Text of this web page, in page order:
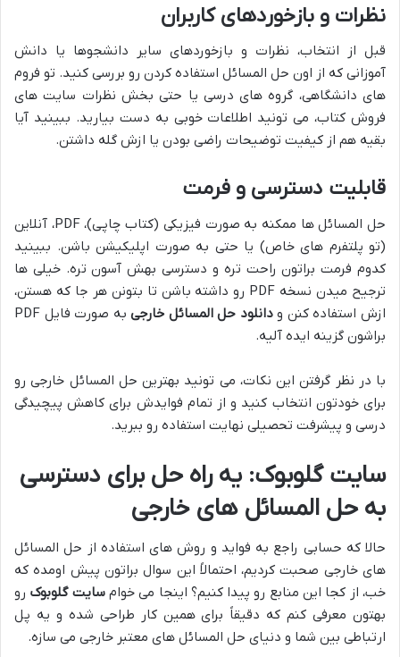
نظرات و بازخوردهای کاربران
قبل از انتخاب، نظرات و بازخوردهای سایر دانشجوها یا دانش
آموزانی که از اون حل المسائل استفاده کردن رو بررسی کنید. تو فروم
های دانشگاهی، گروه های درسی یا حتی بخش نظرات سایت های
فروش کتاب، می تونید اطلاعات خوبی به دست بیارید. ببینید آیا
بقیه هم از کیفیت توضیحات راضی بودن یا ازش گله داشتن.
قابلیت دسترسی و فرمت
حل المسائل ها ممکنه به صورت فیزیکی (کتاب چاپی)، PDF، آنلاین
(تو پلتفرم های خاص) یا حتی به صورت اپلیکیشن باشن. ببینید
کدوم فرمت براتون راحت تره و دسترسی بهش آسون تره. خیلی ها
ترجیح میدن نسخه PDF رو داشته باشن تا بتونن هر جا که هستن،
ازش استفاده کنن ودانلود حل المسائل خارجی
به صورت فایل PDF
براشون گزینه ایده آلیه.
با در نظر گرفتن این نکات، می تونید بهترین حل المسائل خارجی رو
برای خودتون انتخاب کنید و از تمام فوایدش برای کاهش پیچیدگی
درسی و پیشرفت تحصیلی نهایت استفاده رو ببرید.
سایت گلوبوک: یه راه حل برای دسترسی
به حل المسائل های خارجی
حالا که حسابی راجع به فواید و روش های استفاده از حل المسائل
های خارجی صحبت کردیم، احتمالاً این سوال براتون پیش اومده که
خب، از کجا این منابع رو پیدا کنیم؟ اینجا می خوامسایت گلوبوک رو
بهتون معرفی کنم که دقیقاً برای همین کار طراحی شده و یه پل
ارتباطی بین شما و دنیای حل المسائل های معتبر خارجی می سازه.